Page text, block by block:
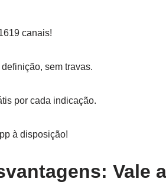
canais!
sem travas.
por cada indicação.
à disposição!
Vale